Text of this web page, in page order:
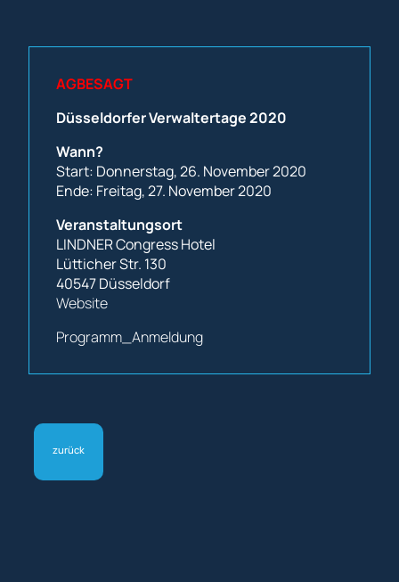
AGBESAGT
Düsseldorfer Verwaltertage 2020
Wann?
Start: Donnerstag, 26. November 2020
Ende: Freitag, 27. November 2020
Veranstaltungsort
LINDNER Congress Hotel
Lütticher Str. 130
40547 Düsseldorf
Website
Programm_Anmeldung
zurück